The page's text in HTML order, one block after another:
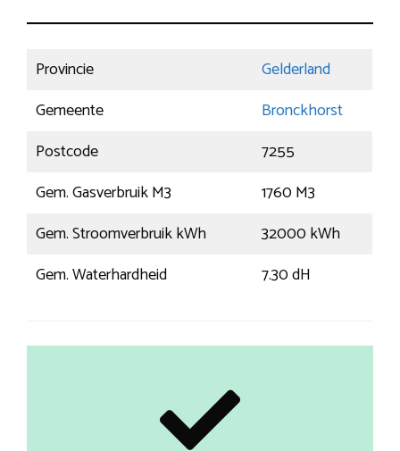
Provincie
Gelderland
Gemeente
Bronckhorst
Postcode
7255
Gem. Gasverbruik M3
1760 M3
Gem. Stroomverbruik kWh
32000 kWh
Gem. Waterhardheid
7.30 dH